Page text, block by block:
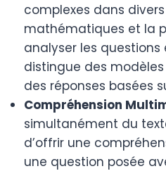
complexes dans
mathématiques et la
analyser les
distingue des
des réponses basées
Compréhension
simultanément du
d’offrir une
une question posée